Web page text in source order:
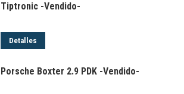
Tiptronic -Vendido-
Detalles
Porsche Boxter 2.9 PDK -Vendido-